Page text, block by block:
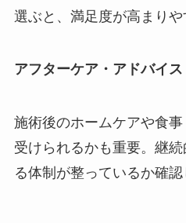
選ぶと、満足度が高まりや
アフターケア・アドバイス
施術後のホームケアや食
受けられるかも重要。継
る体制が整っているか確認